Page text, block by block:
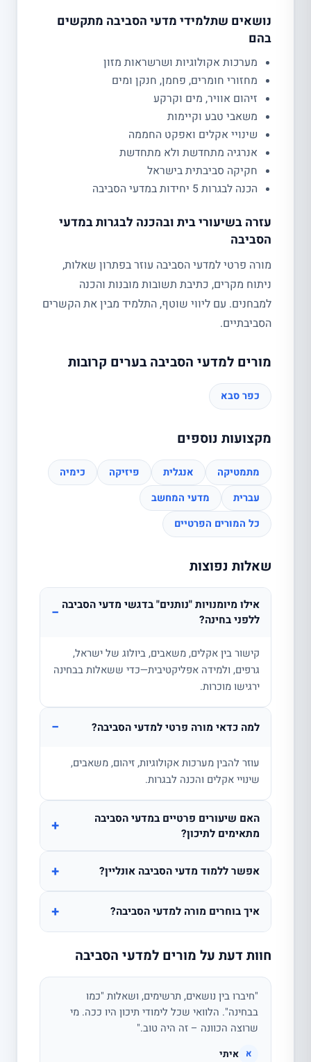
נושאים שתלמידי מדעי הסביבה מתקשים
בהם
מערכות אקולוגיות ושרשראות מזון
מחזורי חומרים, פחמן, חנקן ומים
זיהום אוויר, מים וקרקע
משאבי טבע וקיימות
שינויי אקלים ואפקט החממה
אנרגיה מתחדשת ולא מתחדשת
חקיקה סביבתית בישראל
הכנה לבגרות 5 יחידות במדעי הסביבה
עזרה בשיעורי בית ובהכנה לבגרות במדעי
הסביבה
מורה פרטי למדעי הסביבה עוזר בפתרון שאלות,
ניתוח מקרים, כתיבת תשובות מובנות והכנה
למבחנים. עם ליווי שוטף, התלמיד מבין את הקשרים
הסביבתיים.
מורים למדעי הסביבה בערים קרובות
כפר סבא
מקצועות נוספים
מתמטיקה אנגלית פיזיקה
כימיה
עברית
מדעי המחשב
כל המורים הפרטיים
שאלות נפוצות
אילו מיומנויות "נותנים" בדגשי מדעי הסביבה
ללפני בחינה?
−
קישור בין אקלים, משאבים, ביולוג של ישראל,
גרפים, ולמידה אפליקטיבית—כדי ששאלות בבחינה
ירגישו מוכרות.
למה כדאי מורה פרטי למדעי הסביבה? −
עוזר להבין מערכות אקולוגיות, זיהום, משאבים,
שינויי אקלים והכנה לבגרות.
האם שיעורים פרטיים במדעי הסביבה
מתאימים לתיכון?
+
אפשר ללמוד מדעי הסביבה אונליין? +
איך בוחרים מורה למדעי הסביבה? +
חוות דעת על מורים למדעי הסביבה
"חיברו בין נושאים, תרשימים, ושאלות "כמו
בבחינה". הלוואי שכל לימודי תיכון היו ככה. מי
שרוצה הכוונה – זה היה טוב."
א איתי